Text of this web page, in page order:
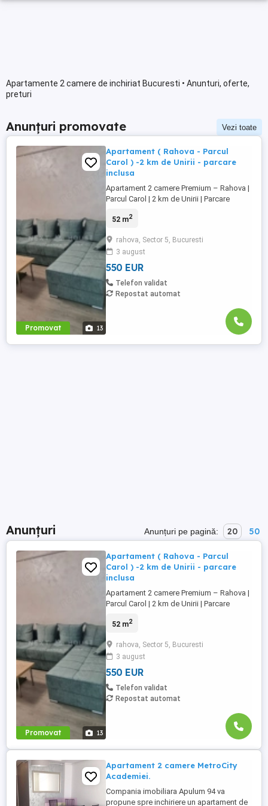
Apartamente 2 camere de inchiriat Bucuresti • Anunturi, oferte,
preturi
Anunțuri promovate Vezi toate
Promovat 13
Apartament ( Rahova - Parcul
Carol ) -2 km de Unirii - parcare
inclusa
Apartament 2 camere Premium – Rahova |
Parcul Carol | 2 km de Unirii | Parcare
de Parcul Carol I, la doar 2 km de Piața
Acces rapid către centru și multiple
mijloace de transport. Preț: 550 €/lună Loc
de parcare ...
52 m2
rahova, Sector 5, Bucuresti
3 august
550 EUR
Telefon validat
Repostat automat
Anunțuri Anunțuri pe pagină: 20 50
Promovat 13
Apartament ( Rahova - Parcul
Carol ) -2 km de Unirii - parcare
inclusa
Apartament 2 camere Premium – Rahova |
Parcul Carol | 2 km de Unirii | Parcare
de Parcul Carol I, la doar 2 km de Piața
Acces rapid către centru și multiple
mijloace de transport. Preț: 550 €/lună Loc
de parcare ...
52 m2
rahova, Sector 5, Bucuresti
3 august
550 EUR
Telefon validat
Repostat automat
Apartament 2 camere MetroCity
Academiei.
Compania imobiliara Apulum 94 va
propune spre inchiriere un apartament de